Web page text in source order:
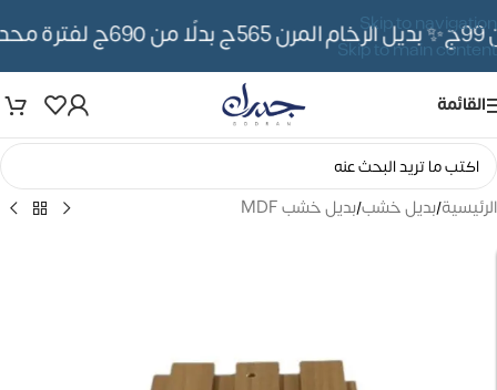
Skip to navigation
Skip to main content
✨ بديل الرخام المرن 565ج بدلًا من 690ج لفترة محدوده
القائمة
الرئيسية/بديل خشب/بديل خشب MDF